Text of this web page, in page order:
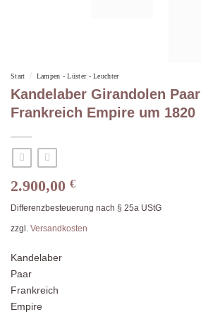
Start / Lampen - Lüster - Leuchter
Kandelaber Girandolen Paar
Frankreich Empire um 1820
2.900,00 €
Differenzbesteuerung nach § 25a UStG
zzgl. Versandkosten
Kandelaber
Paar
Frankreich
Empire